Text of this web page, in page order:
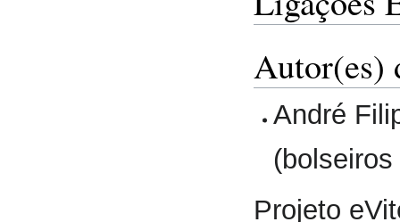
Autor(es)
André
Projeto